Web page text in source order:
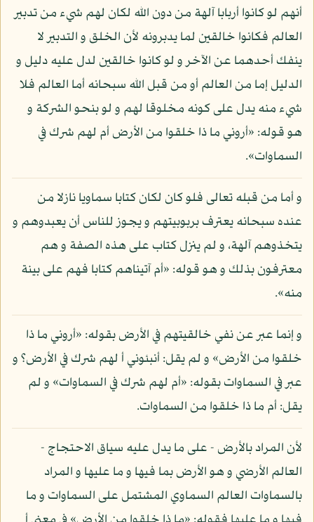
أنهم لو كانوا أربابا آلهة من دون الله لكان لهم شيء من تدبير
العالم فكانوا خالقين لما يدبرونه لأن الخلق و التدبير لا
ينفك أحدهما عن الآخر و لو كانوا خالقين لدل عليه دليل و
الدليل إما من العالم أو من قبل الله سبحانه أما العالم فلا
شيء منه يدل على كونه مخلوقا لهم و لو بنحو الشركة و
هو قوله: «أروني ما ذا خلقوا من الأرض أم لهم شرك في
السماوات».
و أما من قبله تعالى فلو كان لكان كتابا سماويا نازلا من
عنده سبحانه يعترف بربوبيتهم و يجوز للناس أن يعبدوهم و
يتخذوهم آلهة، و لم ينزل كتاب على هذه الصفة و هم
معترفون بذلك و هو قوله: «أم آتيناهم كتابا فهم على بينة
منه».
و إنما عبر عن نفي خالقيتهم في الأرض بقوله: «أروني ما ذا
خلقوا من الأرض» و لم يقل: أنبئوني أ لهم شرك في الأرض؟ و
عبر في السماوات بقوله: «أم لهم شرك في السماوات» و لم
يقل: أم ما ذا خلقوا من السماوات.
لأن المراد بالأرض - على ما يدل عليه سياق الاحتجاج -
العالم الأرضي و هو الأرض بما فيها و ما عليها و المراد
بالسماوات العالم السماوي المشتمل على السماوات و ما